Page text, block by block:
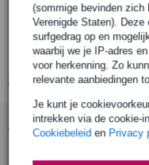
(sommige bevinden zich
Verenigde Staten).
surfgedrag op en
waarbij we je IP-adres
voor herkenning. Zo
relevante aanbiedingen
Je kunt je
intrekken via de cookie-
Cookiebeleid en Privacy
AIAIAI E02
oorkussens voor Aiaiai
type: allround, DJ
Bekijk alle
Accessoires (1)